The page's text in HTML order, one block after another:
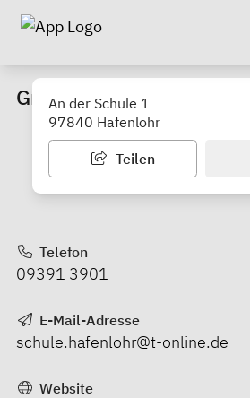
Grundschule Hafenlohr
An der Schule 1
97840 Hafenlohr
Teilen
Telefon
09391 3901
E-Mail-Adresse
schule.hafenlohr@t-online.de
Website